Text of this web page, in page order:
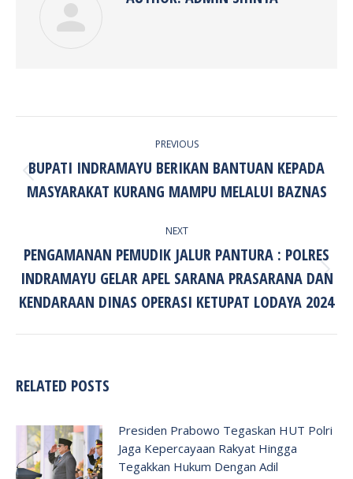
PREVIOUS
Previous
post:
BUPATI INDRAMAYU BERIKAN BANTUAN KEPADA
MASYARAKAT KURANG MAMPU MELALUI BAZNAS
NEXT
Next
post:
PENGAMANAN PEMUDIK JALUR PANTURA : POLRES
INDRAMAYU GELAR APEL SARANA PRASARANA DAN
KENDARAAN DINAS OPERASI KETUPAT LODAYA 2024
RELATED POSTS
Presiden Prabowo Tegaskan HUT Polri
Jaga Kepercayaan Rakyat Hingga
Tegakkan Hukum Dengan Adil